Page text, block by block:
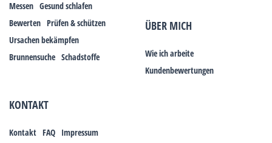
Messen Gesund schlafen
Bewerten Prüfen & schützen
Ursachen bekämpfen
Brunnensuche Schadstoffe
ÜBER MICH
Wie ich arbeite
Kundenbewertungen
KONTAKT
Kontakt FAQ Impressum